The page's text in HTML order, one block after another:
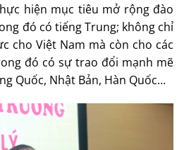
hiện mục tiêu mở rộng đào
đó có tiếng Trung; không chỉ
cho Việt Nam mà còn cho các
đó có sự trao đổi mạnh mẽ
Quốc, Nhật Bản, Hàn Quốc…